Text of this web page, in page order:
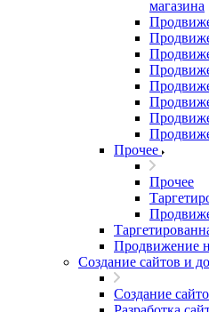
магазина
Прочее
Прочее
Продвижение
Создание сайтов и
Создание